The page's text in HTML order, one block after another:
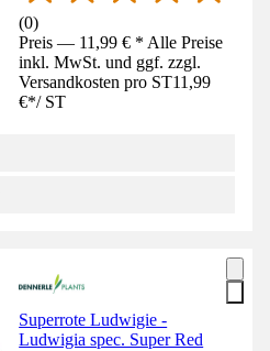
(0)
Preis — 11,99 € * Alle Preise
inkl. MwSt. und ggf. zzgl.
Versandkosten pro ST11,99
€*/ ST
Superrote Ludwigie -
Ludwigia spec. Super Red